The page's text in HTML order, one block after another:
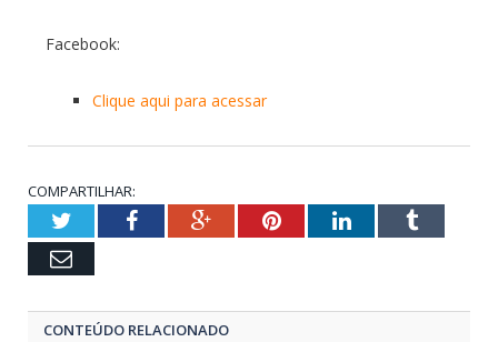
Facebook:
Clique aqui para acessar
COMPARTILHAR:
TwitterFacebookGoogle+PinterestLinkedInTumblr
Email
CONTEÚDO RELACIONADO